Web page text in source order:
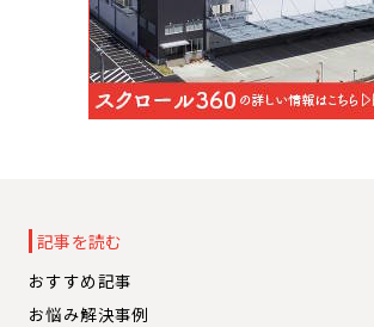
記事を読む
おすすめ記事
お悩み解決事例